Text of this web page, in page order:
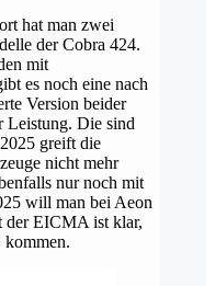
hat man zwei
der Cobra 424.
mit
es noch eine nach
Version beider
Leistung. Die sind
greift die
nicht mehr
nur noch mit
will man bei Aeon
der EICMA ist klar,